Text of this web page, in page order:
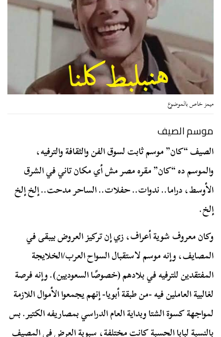
ميمز خاص بالموضوع
موسم الصيف
الصيف “كان” موسم ثابت لسوق الفن والثقافة والترفيه،
والموسم ده “كان” مقره مصر مش أي مكان تاني في الشرق
الأوسط، دراما.. ندوات.. حفلات.. الساحر مدحت.. إلخ إلخ
إلخ.
وكان معروف شوية أعراف، زي إن تركيز العروض بيبقى في
المصايف، وإنه موسم لاستقبال السواح العرب/الخلايجة
المفتقدين للترفيه في بلادهم (خصوصًا السعوديين). وإنه فرصة
لغالبية العاملين فيه -من طبقة أبويا- إنهم يجمعوا الأموال اللازمة
لمواجهة كسوة الشتا وبداية العام الدراسي بمصاريفه الكتير. بس
بالنسبة لبابا الحسبة كانت مختلفة، سبوبة العرض في المصيف